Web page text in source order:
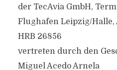
der TecAvia GmbH,
Flughafen Leipzig/
HRB 26856
vertreten durch den
Miguel Acedo Arnela